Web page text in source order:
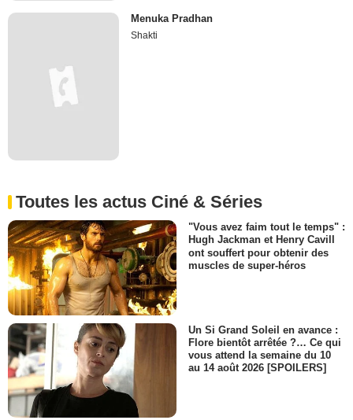
Menuka Pradhan
Shakti
Toutes les actus Ciné & Séries
"Vous avez faim tout le temps" :
Hugh Jackman et Henry Cavill
ont souffert pour obtenir des
muscles de super-héros
Un Si Grand Soleil en avance :
Flore bientôt arrêtée ?… Ce qui
vous attend la semaine du 10
au 14 août 2026 [SPOILERS]